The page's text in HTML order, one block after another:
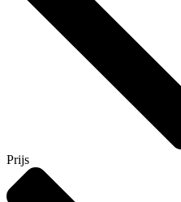
Prijs